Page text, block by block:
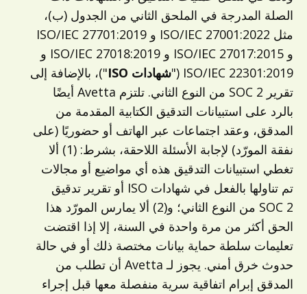
الصلة المدرجة في الملحق الثاني من الجدول (ب)،
مثل ISO/IEC 27001:2022 و ISO/IEC 27701:2019
و ISO/IEC 27017:2015 و ISO/IEC 27018:2019 و
ISO/IEC 22301:2019 ("
شهادات ISO
")، بالإضافة إلى
تقرير SOC 2 من النوع الثاني. تلتزم Avetta أيضًا
بالرد على استبيانات التدقيق الكتابية المقدمة من
المدقق، وعقد اجتماعات عبر الهاتف أو حضوريًا (على
نفقة المورّد) لإجابة الأسئلة اللاحقة، بشرط: (1) ألا
تغطي استبيانات التدقيق هذه أي مواضيع أو مجالات
تم تناولها بالفعل في شهادات ISO أو تقرير تدقيق
SOC 2 من النوع الثاني؛ و(2) ألا يمارس المورّد هذا
الحق أكثر من مرة واحدة في السنة، إلا إذا اقتضت
تعليمات سلطة حماية بيانات مختصة ذلك أو في حالة
حدوث خرق أمني. يجوز لـ Avetta أن تطلب من
المدقق إبرام اتفاقية سرية منفصلة معها قبل إجراء